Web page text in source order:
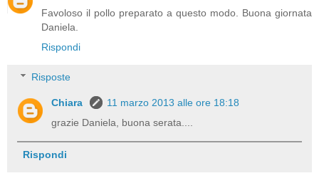
Favoloso il pollo preparato a questo modo. Buona giornata
Daniela.
Rispondi
Risposte
Chiara
11 marzo 2013 alle ore 18:18
grazie Daniela, buona serata....
Rispondi